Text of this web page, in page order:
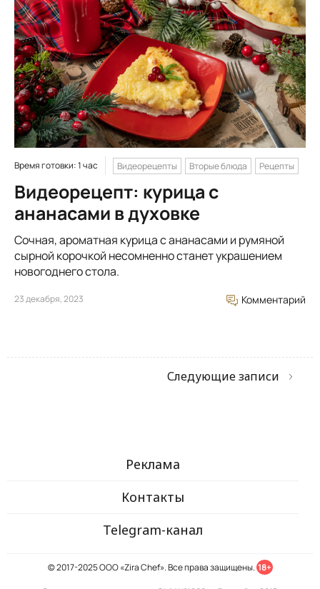
Время готовки: 1 час Видеорецепты Вторые блюда Рецепты
Видеорецепт: курица с
ананасами в духовке
Сочная, ароматная курица с ананасами и румяной
сырной корочкой несомненно станет украшением
новогоднего стола.
23 декабря, 2023 Комментарий
Следующие записи
Реклама
Контакты
Telegram-канал
© 2017-2025 ООО «Zira Chef». Все права защищены. 18+